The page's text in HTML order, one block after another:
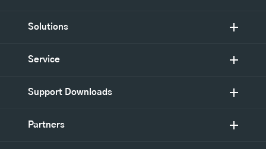
Solutions
Service
Support Downloads
Partners